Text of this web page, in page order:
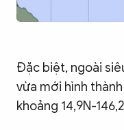
Đặc biệt, ngoài
vừa mới hình
khoảng 14,9N-